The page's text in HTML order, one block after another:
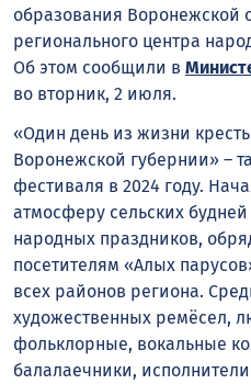
образования Воронежской
регионального центра
Об этом сообщили в
во вторник, 2 июля.
«Один день из жизни
Воронежской губернии» –
фестиваля в 2024 году.
атмосферу сельских
народных праздников,
посетителям «Алых
всех районов региона.
художественных ремёсел,
фольклорные, вокальные
балалаечники,